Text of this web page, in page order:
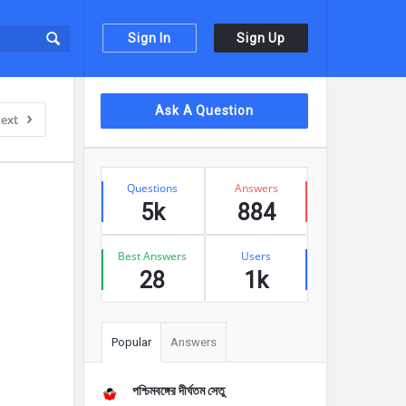
Sign In Sign Up
Sidebar
Ask A Question
StatsQuestions
5k
Answers
884
Best Answers
28
Users
1k
Popular Answers
পশ্চিমবঙ্গের দীর্ঘতম সেতু